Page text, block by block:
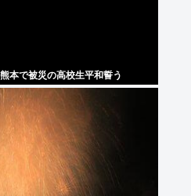
本で被災の高校生平和誓う